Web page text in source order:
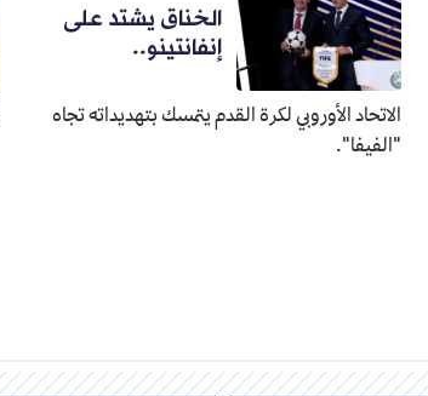
الخناق يشتد على
إنفانتينو..
الاتحاد الأوروبي لكرة القدم يتمسك بتهديداته تجاه
"الفيفا".